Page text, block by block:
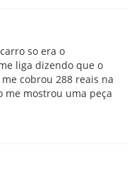
so era o
liga dizendo que o
cobrou 288 reais na
me mostrou uma peça